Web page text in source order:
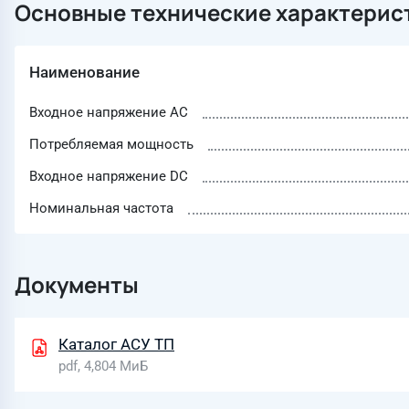
Основные технические
Наименование
Входное напряжение AC
Потребляемая мощность
Входное напряжение DC
Номинальная частота
Документы
Каталог АСУ ТП
pdf, 4,804 МиБ